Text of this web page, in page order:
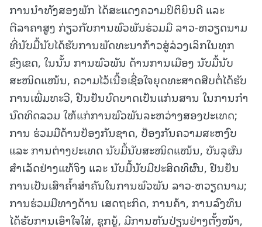
ການນໍາທັງສອງພັກ ໄດ້ສະແດງຄວາມປິຕິຍິນດີ ແລະ
ຕີລາຄາສູງ ກ່ຽວກັບການພົວພັນຮ່ວມມື ລາວ-ຫວຽດນາມ
ທີ່ນັບມື້ນັບໄດ້ຮັບການພັດທະນາກ້າວສູ່ລ່ວງເລິກໃນທຸກ
ຂົງເຂດ, ໃນນັ້ນ ການພົວພັນ ດ້ານການເມືອງ ນັບມື້ນັບ
ສະໜິດແໜ້ນ, ຄວາມໄວ້ເນື້ອເຊື່ອໃຈຍຸດທະສາດສືບຕໍ່ໄດ້ຮັບ
ການເພີ່ມທະວີ, ຢືນຢັນບົດບາດເປັນແກ່ນສານ ໃນການກໍາ
ນົດທິດລວມ ໃຫ້ແກ່ການພົວພັນລະຫວ່າງສອງປະເທດ;
ການ ຮ່ວມມືດ້ານປ້ອງກັນຊາດ, ປ້ອງກັນຄວາມສະຫງົບ
ແລະ ການຕ່າງປະເທດ ນັບມື້ນັບສະໜິດແໜ້ນ, ບັນລຸຜົນ
ສໍາເລັດຢ່າງແທ້ຈິງ ແລະ ນັບມື້ນັບມີປະສິດທິຜົນ, ຢືນຢັນ
ການເປັນເສົາຄໍ້າສໍາຄັນໃນການພົວພັນ ລາວ-ຫວຽດນາມ;
ການຮ່ວມມືທາງດ້ານ ເສດຖະກິດ, ການຄ້າ, ການລົງທຶນ
ໄດ້ຮັບການເອົາໃຈໃສ່, ຊຸກຍູ້, ມີການຫັນປ່ຽນຢ່າງຕັ້ງໜ້າ,